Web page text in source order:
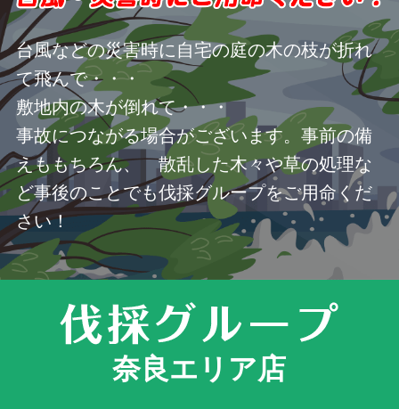
台風などの災害時に自宅の庭の木の枝が折れ
て飛んで・・・
敷地内の木が倒れて・・・
事故につながる場合がございます。事前の備
えももちろん、 散乱した木々や草の処理な
ど事後のことでも伐採グループをご用命くだ
さい！
奈良エリア店